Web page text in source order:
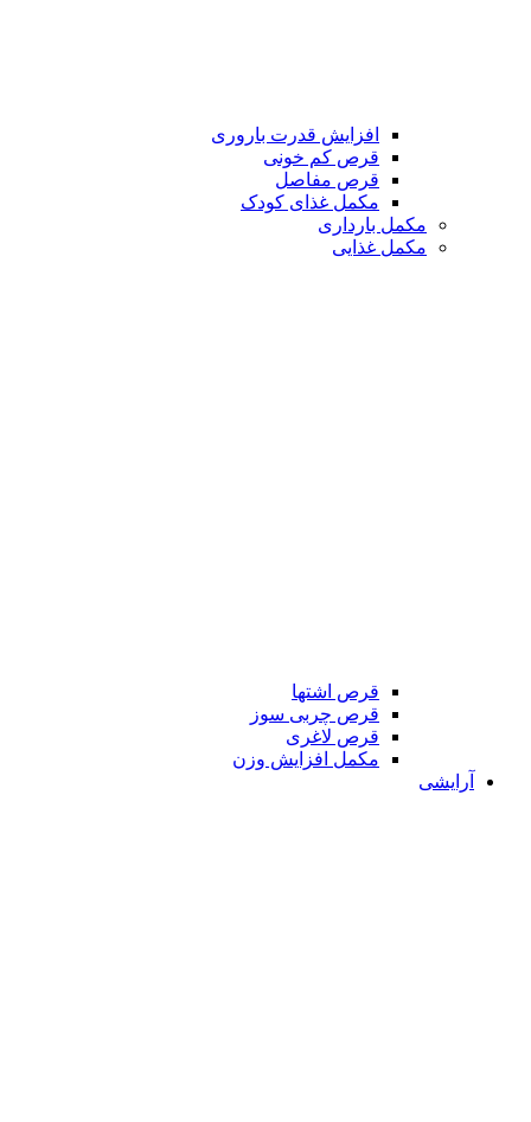
افزایش قدرت باروری
قرص کم خونی
قرص مفاصل
مکمل غذای کودک
مکمل بارداری
مکمل غذایی
قرص اشتها
قرص چربی سوز
قرص لاغری
مکمل افزایش وزن
آرایشی